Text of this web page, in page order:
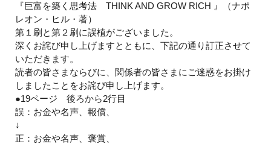
『巨富を築く思考法 THINK AND GROW RICH 』（ナポ
レオン・ヒル・著）
第１刷と第２刷に誤植がございました。
深くお詫び申し上げますとともに、下記の通り訂正させて
いただきます。
読者の皆さまならびに、関係者の皆さまにご迷惑をお掛け
しましたことをお詫び申し上げます。
●19ページ 後ろから2行目
誤：お金や名声、報償、
↓
正：お金や名声、褒賞、